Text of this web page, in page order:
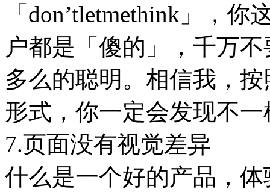
「don’tletmethink」，
户都是「傻的」，千万
多么的聪明。相信我，
形式，你一定会发现不
7.页面没有视觉差异
什么是一个好的产品，